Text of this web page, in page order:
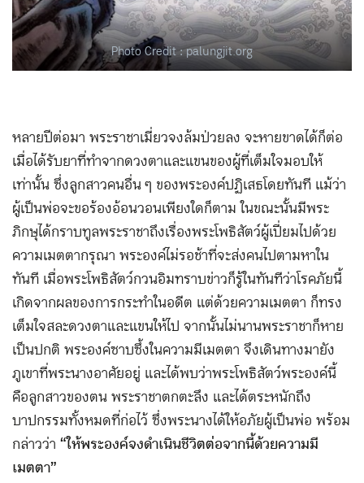
Photo Credit : palungjit.org
หลายปีต่อมา พระราชาเมี่ยวจงล้มป่วยลง จะหายขาดได้ก็ต่อ
เมื่อได้รับยาที่ทำจากดวงตาและแขนของผู้ที่เต็มใจมอบให้
เท่านั้น ซึ่งลูกสาวคนอื่น ๆ ของพระองค์ปฏิเสธโดยทันที แม้ว่า
ผู้เป็นพ่อจะขอร้องอ้อนวอนเพียงใดก็ตาม ในขณะนั้นมีพระ
ภิกษุได้กราบทูลพระราชาถึงเรื่องพระโพธิสัตว์ผู้เปี่ยมไปด้วย
ความเมตตากรุณา พระองค์ไม่รอช้าที่จะส่งคนไปตามหาใน
ทันที เมื่อพระโพธิสัตว์กวนอิมทราบข่าวก็รู้ในทันทีว่าโรคภัยนี้
เกิดจากผลของการกระทำในอดีต แต่ด้วยความเมตตา ก็ทรง
เต็มใจสละดวงตาและแขนให้ไป จากนั้นไม่นานพระราชาก็หาย
เป็นปกติ พระองค์ซาบซึ้งในความมีเมตตา จึงเดินทางมายัง
ภูเขาที่พระนางอาศัยอยู่ และได้พบว่าพระโพธิสัตว์พระองค์นี้
คือลูกสาวของตน พระราชาตกตะลึง และได้ตระหนักถึง
บาปกรรมทั้งหมดที่ก่อไว้ ซึ่งพระนางได้ให้อภัยผู้เป็นพ่อ พร้อม
กล่าวว่า“ให้พระองค์จงดำเนินชีวิตต่อจากนี้ด้วยความมี
เมตตา”